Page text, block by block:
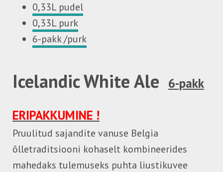
0,33L pudel
0,33L purk
6-pakk /purk
Icelandic White Ale
6-pakk
ERIPAKKUMINE !
Pruulitud sajandite vanuse Belgia
õlletraditsiooni kohaselt kombineerides
mahedaks tulemuseks puhta liustikuvee